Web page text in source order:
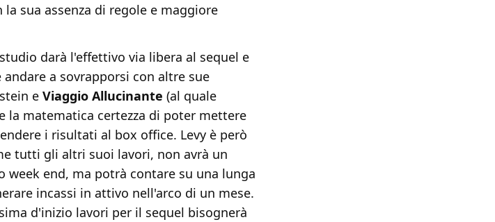
la sua assenza di regole e maggiore
darà l'effettivo via libera al sequel e
a sovrapporsi con altre sue
e Viaggio Allucinante (al quale
la matematica certezza di poter mettere
i risultati al box office. Levy è però
tutti gli altri suoi lavori, non avrà un
end, ma potrà contare su una lunga
incassi in attivo nell'arco di un mese.
d'inizio lavori per il sequel bisognerà